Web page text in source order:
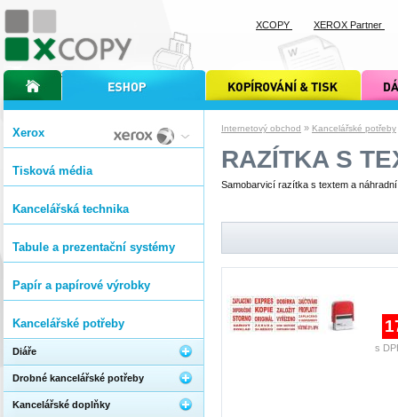
Internetový obchod » Kancelářské potřeby
RAZÍTKA S
Samobarvicí razítka s textem a
s
Xerox
Tisková média
Kancelářská technika
Tabule a prezentační systémy
Papír a papírové výrobky
Kancelářské potřeby
Diáře
Drobné kancelářské potřeby
Kancelářské doplňky
úvodní stránka xcopyinternetový obchod xcopy kopírování a tisk xcopy dárkové
XCOPY XEROX Partner